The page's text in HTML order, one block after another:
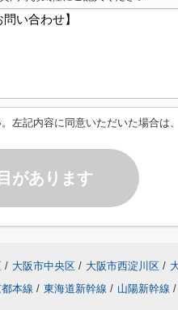
左記内容に同意いただいた場合は
があります
/ 大阪市中央区 / 大阪市西淀川区 /
本線 / 東海道新幹線 / 山陽新幹線 /